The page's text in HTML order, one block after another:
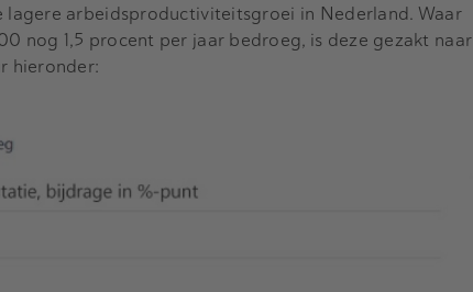
arbeidsproductiviteitsgroei in Nederland. Waar
nog 1,5 procent per jaar bedroeg, is deze gezakt naar
hieronder: